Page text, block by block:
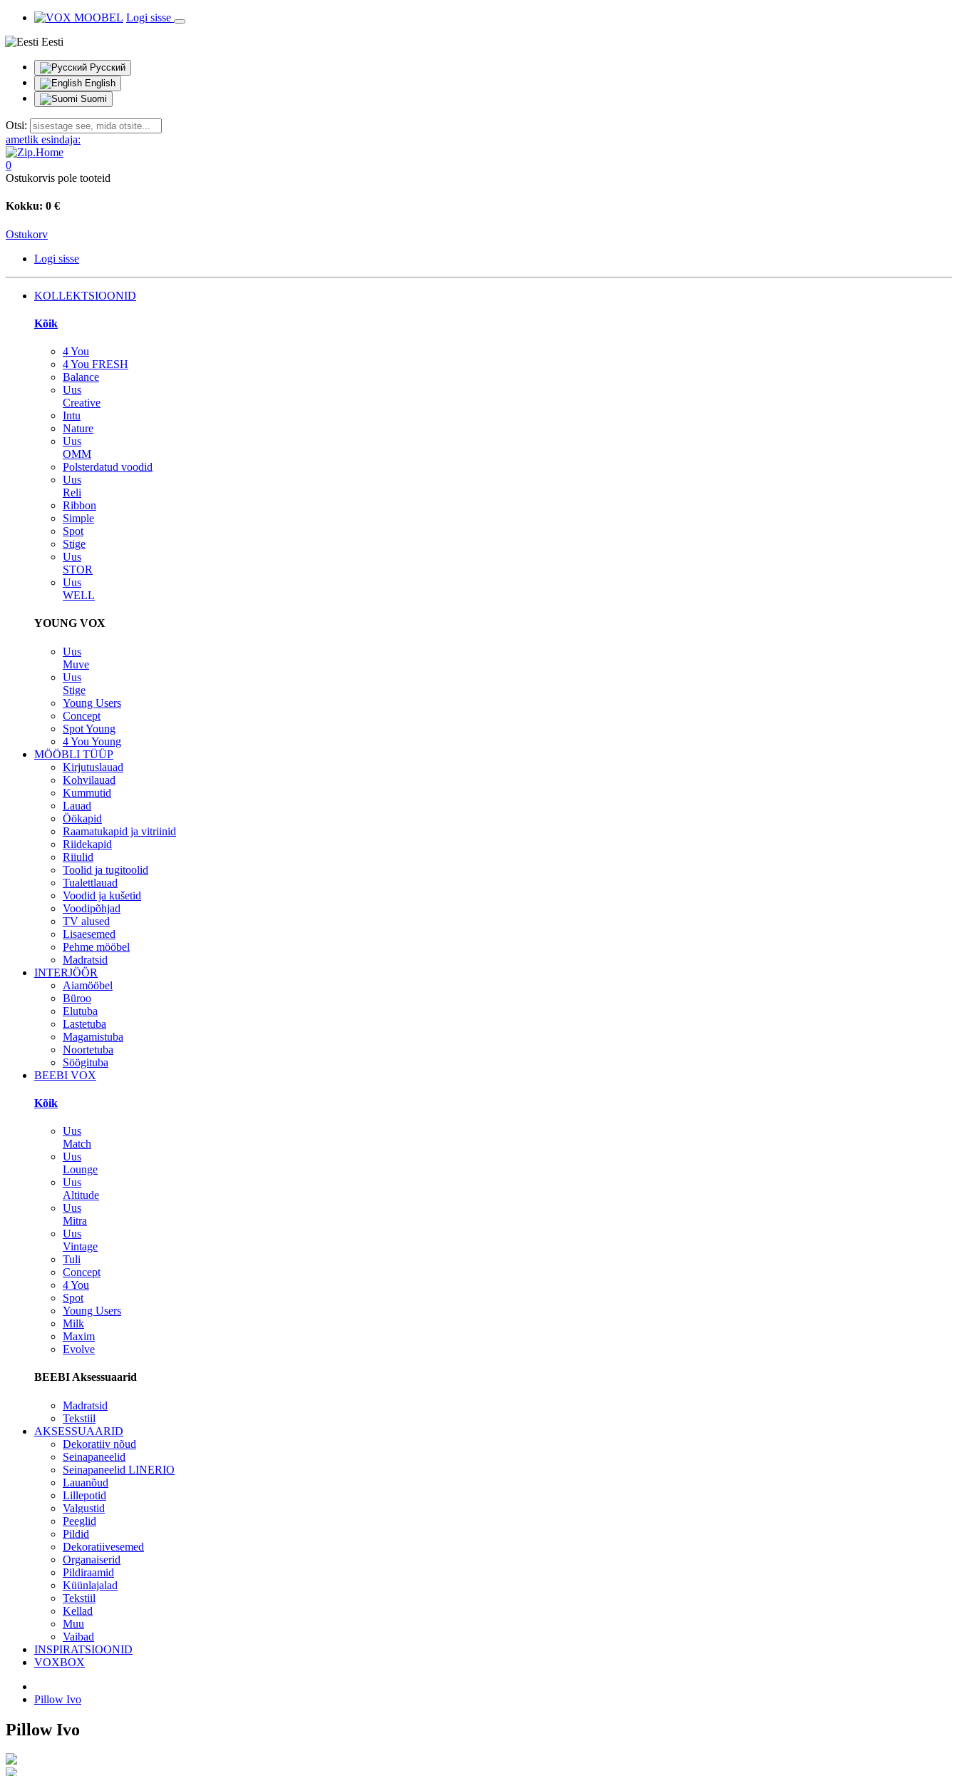
Logi sisse
Eesti
Русский
English
Suomi
Otsi:
ametlik esindaja:
0
Ostukorvis pole tooteid
Kokku: 0 €
Ostukorv
Logi sisse
KOLLEKTSIOONID
Kõik
4 You
4 You FRESH
Balance
Uus
Creative
Intu
Nature
Uus
OMM
Polsterdatud voodid
Uus
Reli
Ribbon
Simple
Spot
Stige
Uus
STOR
Uus
WELL
YOUNG VOX
Uus
Muve
Uus
Stige
Young Users
Concept
Spot Young
4 You Young
MÖÖBLI TÜÜP
Kirjutuslauad
Kohvilauad
Kummutid
Lauad
Öökapid
Raamatukapid ja vitriinid
Riidekapid
Riiulid
Toolid ja tugitoolid
Tualettlauad
Voodid ja kušetid
Voodipõhjad
TV alused
Lisaesemed
Pehme mööbel
Madratsid
INTERJÖÖR
Aiamööbel
Büroo
Elutuba
Lastetuba
Magamistuba
Noortetuba
Söögituba
BEEBI VOX
Kõik
Uus
Match
Uus
Lounge
Uus
Altitude
Uus
Mitra
Uus
Vintage
Tuli
Concept
4 You
Spot
Young Users
Milk
Maxim
Evolve
BEEBI Aksessuaarid
Madratsid
Tekstiil
AKSESSUAARID
Dekoratiiv nõud
Seinapaneelid
Seinapaneelid LINERIO
Lauanõud
Lillepotid
Valgustid
Peeglid
Pildid
Dekoratiivesemed
Organaiserid
Pildiraamid
Küünlajalad
Tekstiil
Kellad
Muu
Vaibad
INSPIRATSIOONID
VOXBOX
Pillow Ivo
Pillow Ivo